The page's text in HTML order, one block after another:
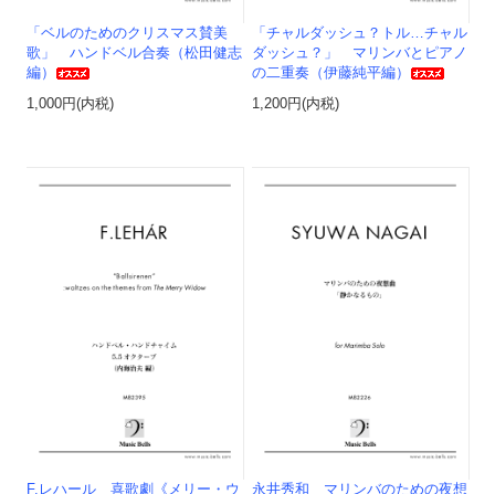
「ベルのためのクリスマス賛美
歌」 ハンドベル合奏（松田健志
編）
1,000円(内税)
「チャルダッシュ？トル…チャル
ダッシュ？」 マリンバとピアノ
の二重奏（伊藤純平編）
1,200円(内税)
F.レハール 喜歌劇《メリー・ウ
永井秀和 マリンバのための夜想